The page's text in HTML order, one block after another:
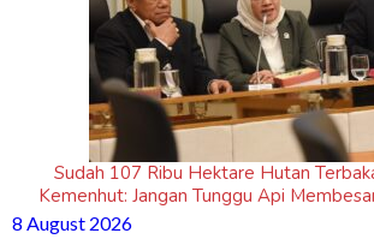
Sudah 107 Ribu Hektare Hutan
Kemenhut: Jangan Tunggu Api
8 August 2026